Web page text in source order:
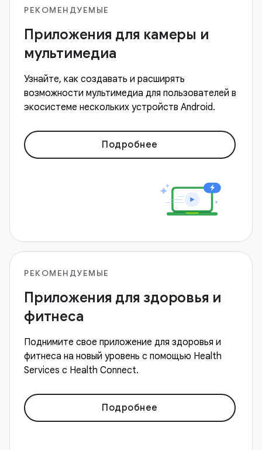
РЕКОМЕНДУЕМЫЕ
Приложения для камеры и
мультимедиа
Узнайте, как создавать и расширять
возможности мультимедиа для пользователей в
экосистеме нескольких устройств Android.
Подробнее
РЕКОМЕНДУЕМЫЕ
Приложения для здоровья и
фитнеса
Поднимите свое приложение для здоровья и
фитнеса на новый уровень с помощью Health
Services с Health Connect.
Подробнее